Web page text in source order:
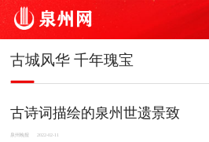
古城风华 千年瑰宝
古诗词描绘的泉州世遗景致
泉州晚报 2022-02-11